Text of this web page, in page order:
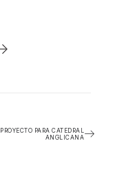
PROYECTO PARA CATEDRAL
ANGLICANA